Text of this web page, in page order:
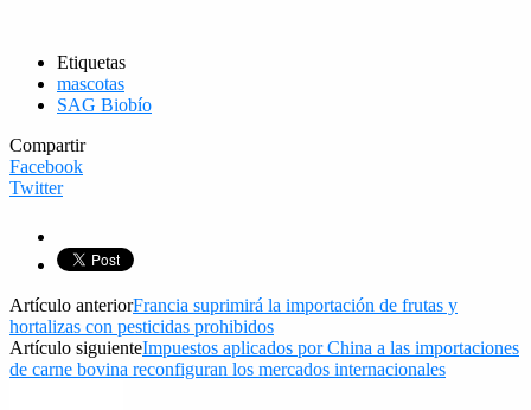
Etiquetas
mascotas
SAG Biobío
Compartir
Facebook
Twitter
Artículo anteriorFrancia suprimirá la importación de frutas y
hortalizas con pesticidas prohibidos
Artículo siguienteImpuestos aplicados por China a las importaciones
de carne bovina reconfiguran los mercados internacionales